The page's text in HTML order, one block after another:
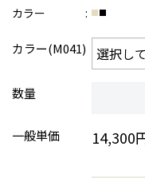
カラー
カラー(M041)
数量
一般単価
14,300